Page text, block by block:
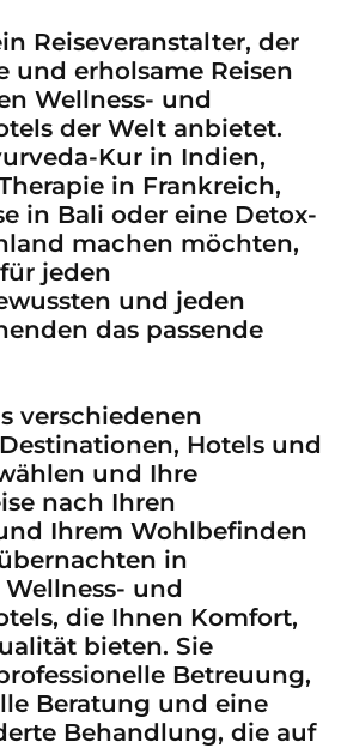
Reiseveranstalter, der
und erholsame Reisen
Wellness- und
der Welt anbietet.
Kur in Indien,
in Frankreich,
in Bali oder eine Detox-
machen möchten,
jeden
und jeden
das passende
verschiedenen
Hotels und
und Ihre
nach Ihren
Ihrem Wohlbefinden
in
und
die Ihnen Komfort,
bieten. Sie
Betreuung,
Beratung und eine
Behandlung, die auf